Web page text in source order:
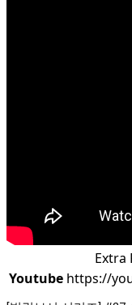
Extra
Youtube https://